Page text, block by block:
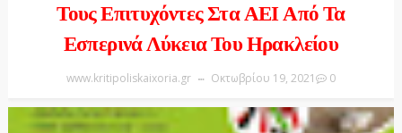
Τους Επιτυχόντες Στα ΑΕΙ Από Τα
Εσπερινά Λύκεια Του Ηρακλείου
www.kritipoliskaixoria.gr Οκτωβρίου 19, 2021 0